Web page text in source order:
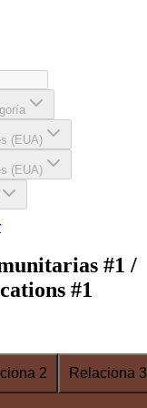
(EUA)
(EUA)
#1 /
#1
2 Relaciona 3